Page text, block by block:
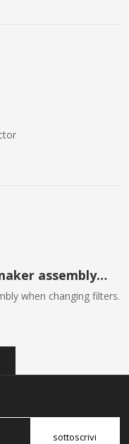
assembly
when changing filters.
sottoscrivi